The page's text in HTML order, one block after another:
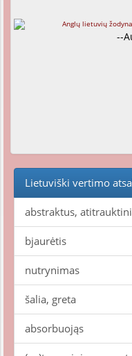
--
Lietuviški vertimo
abstraktus,
bjaurėtis
nutrynimas
šalia, greta
absorbuojąs